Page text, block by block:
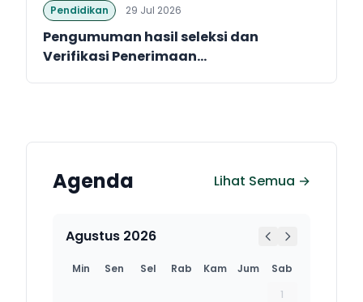
Pendidikan 29 Jul 2026
Pengumuman hasil seleksi dan
Verifikasi Penerimaan...
Agenda Lihat Semua →
Agustus 2026
Min Sen Sel Rab Kam Jum
Sab
1